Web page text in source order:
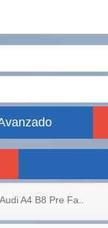
A4 B8 Pre Fa..